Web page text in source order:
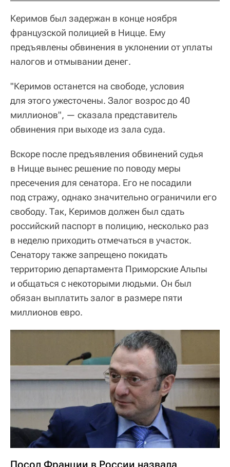
Керимов был задержан в конце ноября
французской полицией в Ницце. Ему
предъявлены обвинения в уклонении от уплаты
налогов и отмывании денег.
"Керимов останется на свободе, условия
для этого ужесточены. Залог возрос до 40
миллионов", — сказала представитель
обвинения при выходе из зала суда.
Вскоре после предъявления обвинений судья
в Ницце вынес решение по поводу меры
пресечения для сенатора. Его не посадили
под стражу, однако значительно ограничили его
свободу. Так, Керимов должен был сдать
российский паспорт в полицию, несколько раз
в неделю приходить отмечаться в участок.
Сенатору также запрещено покидать
территорию департамента Приморские Альпы
и общаться с некоторыми людьми. Он был
обязан выплатить залог в размере пяти
миллионов евро.
Посол Франции в России назвала